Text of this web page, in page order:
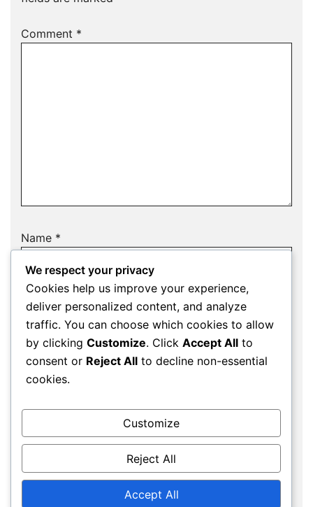
Comment *
Name *
Email*
Website
Save my name, email, and website in this
browser for the next time I comment.
We respect your privacy
Cookies help us improve your experience,
deliver personalized content, and analyze
traffic. You can choose which cookies to allow
by clicking Customize. Click Accept All to
consent or Reject All to decline non-essential
cookies.
Customize
Reject All
Accept All